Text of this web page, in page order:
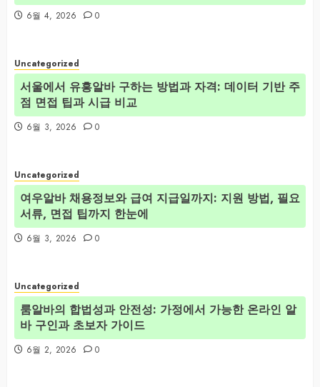
6월 4, 2026 0
Uncategorized
서울에서 유흥알바 구하는 방법과 자격: 데이터 기반 주
점 면접 팁과 시급 비교
6월 3, 2026 0
Uncategorized
여우알바 채용정보와 급여 지급일까지: 지원 방법, 필요
서류, 면접 팁까지 한눈에
6월 3, 2026 0
Uncategorized
룸알바의 합법성과 안전성: 가정에서 가능한 온라인 알
바 구인과 초보자 가이드
6월 2, 2026 0